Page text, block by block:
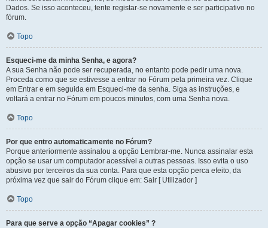
Dados. Se isso aconteceu, tente registar-se novamente e ser participativo no
fórum.
Topo
Esqueci-me da minha Senha, e agora?
A sua Senha não pode ser recuperada, no entanto pode pedir uma nova.
Proceda como que se estivesse a entrar no Fórum pela primeira vez. Clique
em Entrar e em seguida em Esqueci-me da senha. Siga as instruções, e
voltará a entrar no Fórum em poucos minutos, com uma Senha nova.
Topo
Por que entro automaticamente no Fórum?
Porque anteriormente assinalou a opção Lembrar-me. Nunca assinalar esta
opção se usar um computador acessível a outras pessoas. Isso evita o uso
abusivo por terceiros da sua conta. Para que esta opção perca efeito, da
próxima vez que sair do Fórum clique em: Sair [ Utilizador ]
Topo
Para que serve a opção “Apagar cookies” ?